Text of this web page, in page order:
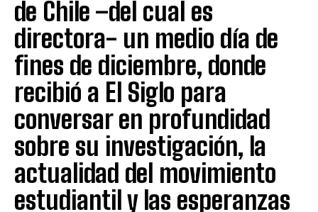
de Chile –del cual es
directora- un medio día de
fines de diciembre, donde
recibió a El Siglo para
conversar en profundidad
sobre su investigación, la
actualidad del movimiento
estudiantil y las esperanzas